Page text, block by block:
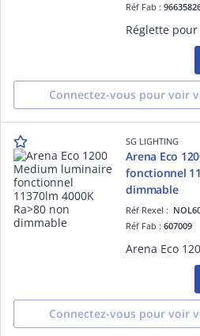
Réf Fab :
Connectez-vous pour voir
SG LIGHTING
Arena Eco
fonctionnel
dimmable
Réf Rexel :
Réf Fab :607009
Connectez-vous pour voir